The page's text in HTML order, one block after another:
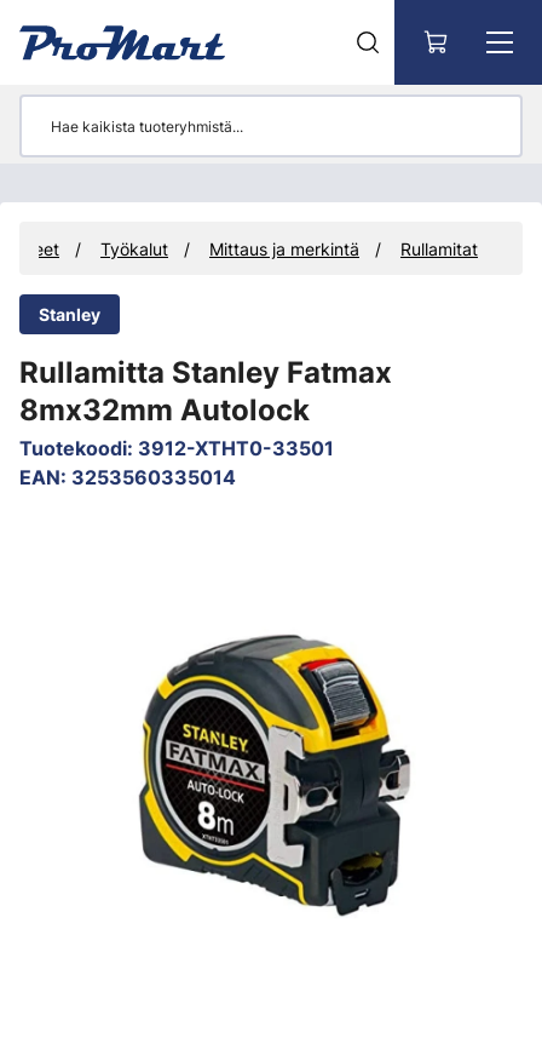
Työkalut Mittaus ja merkintä Rullamitat
Stanley
Rullamitta Stanley Fatmax
8mx32mm Autolock
Tuotekoodi: 3912-XTHT0-33501
EAN: 3253560335014